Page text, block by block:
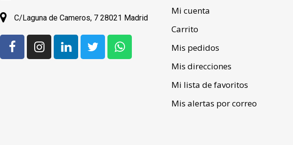
C/Laguna de Cameros, 7 28021 Madrid
Mi cuenta
Carrito
Mis pedidos
Mis direcciones
Mi lista de favoritos
Mis alertas por correo